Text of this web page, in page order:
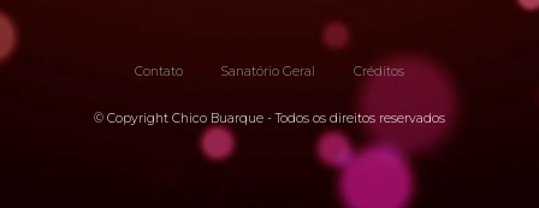
Contato Sanatório Geral Créditos
© Copyright Chico Buarque - Todos os direitos reservados